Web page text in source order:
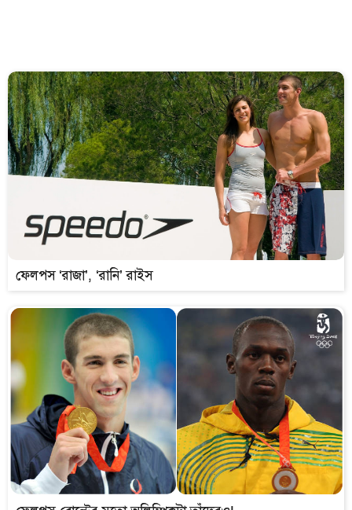
ফেলপস ‘রাজা’, ‘রানি’ রাইস